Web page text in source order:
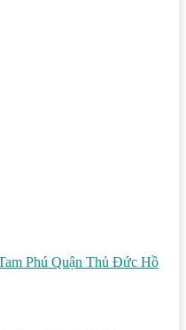
Phú Quận Thủ Đức Hồ